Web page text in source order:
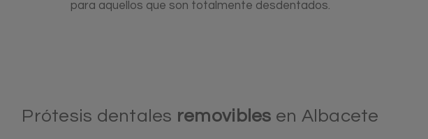
para aquellos que son totalmente desdentados.
Prótesis dentales removibles en Albacete